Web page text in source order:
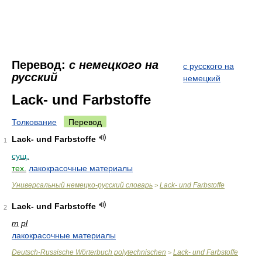
Перевод: с немецкого на
русский
с русского на
немецкий
Lack- und Farbstoffe
Толкование Перевод
1
Lack- und Farbstoffe
сущ.
тех. лакокрасочные материалы
Универсальный немецко-русский словарь > Lack- und Farbstoffe
2
Lack- und Farbstoffe
m pl
лакокрасочные материалы
Deutsch-Russische Wörterbuch polytechnischen > Lack- und Farbstoffe